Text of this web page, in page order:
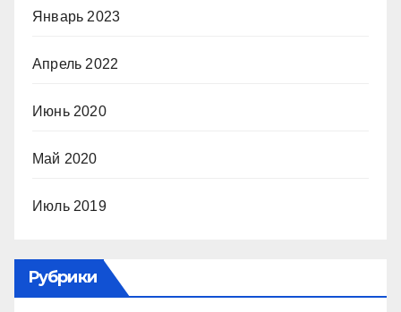
Январь 2023
Апрель 2022
Июнь 2020
Май 2020
Июль 2019
Рубрики